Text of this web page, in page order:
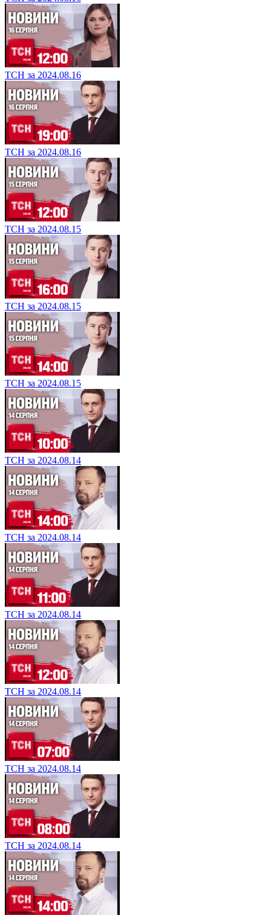
ТСН за 2024.08.16
ТСН за 2024.08.16
ТСН за 2024.08.15
ТСН за 2024.08.15
ТСН за 2024.08.15
ТСН за 2024.08.14
ТСН за 2024.08.14
ТСН за 2024.08.14
ТСН за 2024.08.14
ТСН за 2024.08.14
ТСН за 2024.08.14